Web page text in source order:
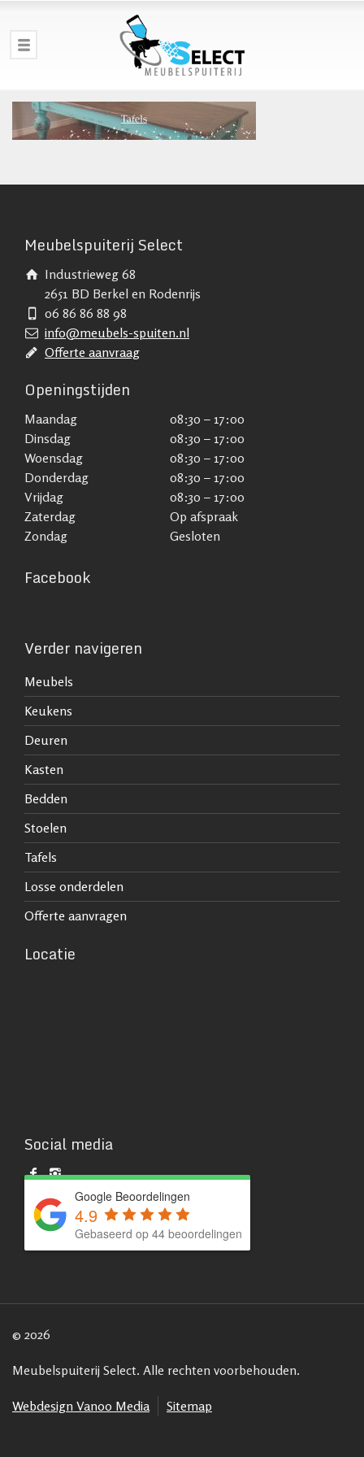
Meubelspuiterij Select
Industrieweg 68
2651 BD Berkel en Rodenrijs
06 86 86 88 98
info@meubels-spuiten.nl
Offerte aanvraag
Openingstijden
Maandag
08:30 – 17:00
Dinsdag
08:30 – 17:00
Woensdag
08:30 – 17:00
Donderdag
08:30 – 17:00
Vrijdag
08:30 – 17:00
Zaterdag
Op afspraak
Zondag
Gesloten
Facebook
Verder navigeren
Meubels
Keukens
Deuren
Kasten
Bedden
Stoelen
Tafels
Losse onderdelen
Offerte aanvragen
Locatie
Social media
Google Beoordelingen
4.9
Gebaseerd op 44 beoordelingen
© 2026
Meubelspuiterij Select. Alle rechten voorbehouden.
Webdesign Vanoo Media Sitemap